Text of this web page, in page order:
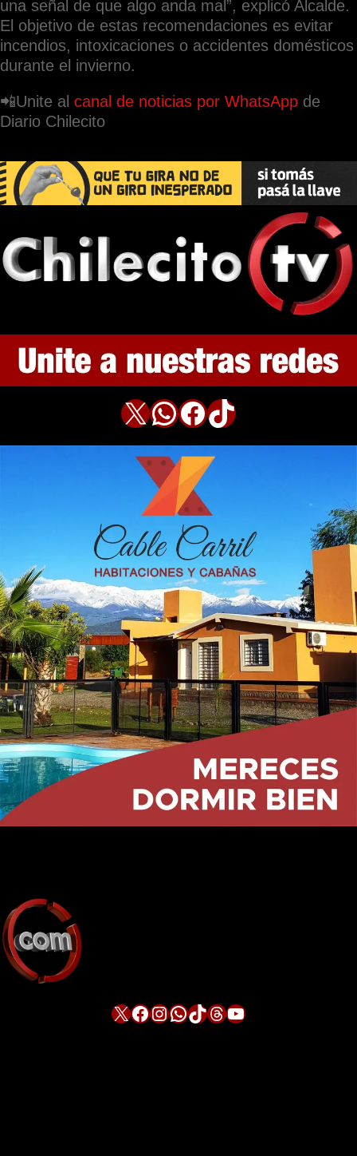
una señal de que algo anda mal”, explicó Alcalde.
El objetivo de estas recomendaciones es evitar
incendios, intoxicaciones o accidentes domésticos
durante el invierno.
📲Unite al canal de noticias por WhatsApp de
Diario Chilecito
X WhatsApp Facebook TikTok
X Facebook InstagramWhatsApp TikTok Threads YouTube